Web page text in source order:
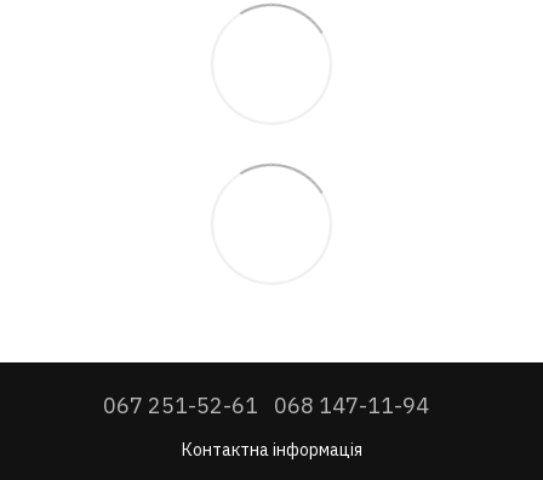
067 251-52-61 068 147-11-94
Контактна інформація